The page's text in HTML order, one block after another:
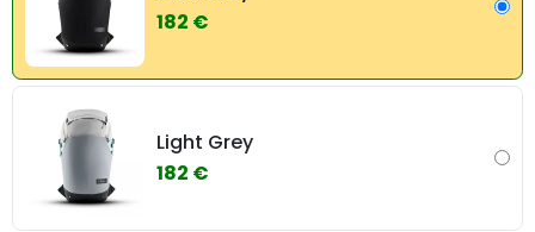
182 €
Light Grey
182 €